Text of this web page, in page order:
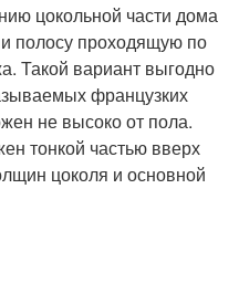
цокольной части дома
полосу проходящую по
Такой вариант выгодно
французких
не высоко от пола.
тонкой частью вверх
цоколя и основной